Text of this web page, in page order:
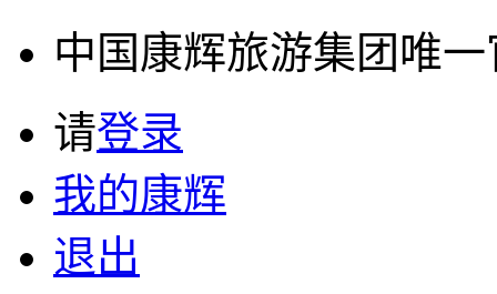
中国康辉旅游集团唯
请登录
我的康辉
退出